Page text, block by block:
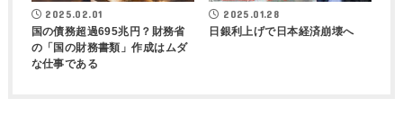
2025.02.01
国の債務超過695兆円？財務省
の「国の財務書類」作成はムダ
な仕事である
2025.01.28
日銀利上げで日本経済崩壊へ